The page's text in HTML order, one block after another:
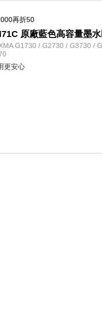
再折50
原廠藍色高容量墨
G1730 / G2730 / G3730 /
更安心